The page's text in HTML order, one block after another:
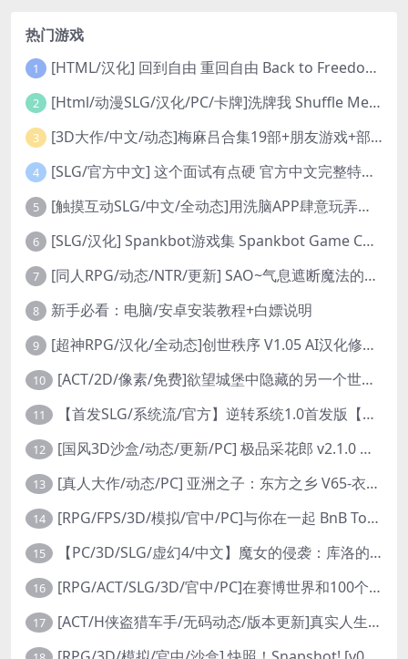
热门游戏
1 [HTML/汉化] 回到自由 重回自由 Back to Freedom ver0.31 浏览器转中文 8.8G
2 [Html/动漫SLG/汉化/PC/卡牌]洗牌我 Shuffle Me [1.1.2]
3 [3D大作/中文/动态]梅麻吕合集19部+朋友游戏+部份AI修复[PC+安卓]
4 [SLG/官方中文] 这个面试有点硬 官方中文完整特别版 真人互动游戏 正式破解版32G
5 [触摸互动SLG/中文/全动态]用洗脑APP肆意玩弄狂妄大小姐 V1.6 官方中文版
6 [SLG/汉化] Spankbot游戏集 Spankbot Game Collection [V2024.7.22】 PC+安卓汉化合集版 16G
7 [同人RPG/动态/NTR/更新] SAO~气息遮断魔法的陷阱Ⅱ~ verβ8.1 官方中文步兵版
8 新手必看：电脑/安卓安装教程+白嫖说明
9 [超神RPG/汉化/全动态]创世秩序 V1.05 AI汉化修复完结版[PC+安卓]
10 [ACT/2D/像素/免费]欲望城堡中隐藏的另一个世界 欲望の城に隠された異世界 中文+存档
11 【首发SLG/系统流/官方】逆转系统1.0首发版【PC+安卓/首发】
12 [国风3D沙盒/动态/更新/PC] 极品采花郎 v2.1.0 官方中文步兵版
13 [真人大作/动态/PC] 亚洲之子：东方之乡 V65-衣析浅斟续写 官方中文+全DLC+MOD+攻略 26.4G
14 [RPG/FPS/3D/模拟/官中/PC]与你在一起 BnB Together BnB 11-26
15 【PC/3D/SLG/虚幻4/中文】魔女的侵袭：库洛的房间 V0.3.2 官方中文版【2.5G】
16 [RPG/ACT/SLG/3D/官中/PC]在赛博世界和100个道侣双修 steam v12.31-0.9.0032
17 [ACT/H侠盗猎车手/无码动态/版本更新]真实人生：阳光城/Real Life Sunbay City [v1.9.2 Beta]